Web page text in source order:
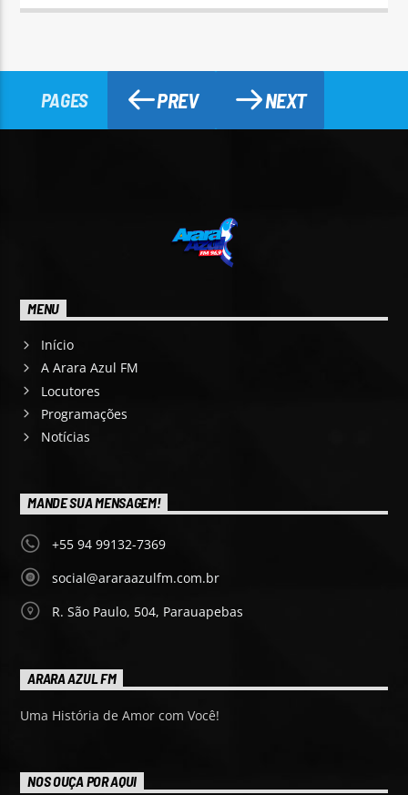
PAGES PREV NEXT
MENU
Início
A Arara Azul FM
Locutores
Programações
Notícias
MANDE SUA MENSAGEM!
+55 94 99132-7369
social@araraazulfm.com.br
R. São Paulo, 504, Parauapebas
ARARA AZUL FM
Uma História de Amor com Você!
NOS OUÇA POR AQUI